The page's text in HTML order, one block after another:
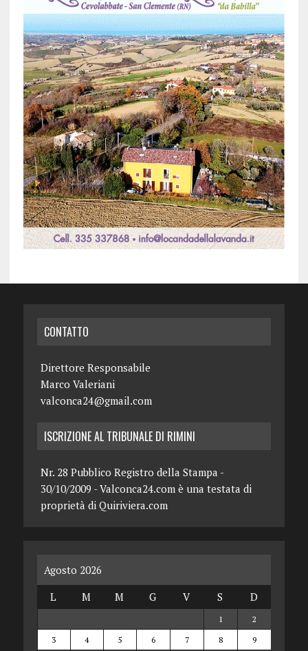
CONTATTO
Direttore Responsabile
Marco Valeriani
valconca24@gmail.com
ISCRIZIONE AL TRIBUNALE DI RIMINI
Nr. 28 Pubblico Registro della Stampa -
30/10/2009 - Valconca24.com è una testata di
proprietà di Quiriviera.com
Agosto 2026
L
M M G V S D
1
2
3
4 5 6 7 8 9